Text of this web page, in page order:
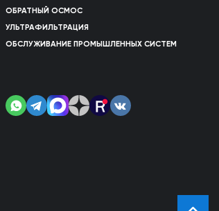
ОБРАТНЫЙ ОСМОС
УЛЬТРАФИЛЬТРАЦИЯ
ОБСЛУЖИВАНИЕ ПРОМЫШЛЕННЫХ СИСТЕМ